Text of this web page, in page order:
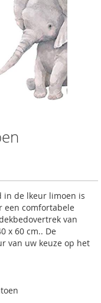
in de lkeur limoen is
een comfortabele
van
x 60 cm.. De
van uw keuze op het